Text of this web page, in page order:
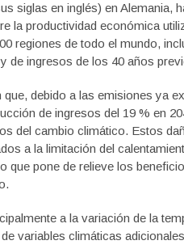
siglas en inglés) en Alemania,
la productividad económica
regiones de todo el mundo,
de ingresos de los 40 años
que, debido a las emisiones ya
de ingresos del 19 % en
del cambio climático. Estos
a la limitación del
que pone de relieve los
a la variación de la
variables climáticas